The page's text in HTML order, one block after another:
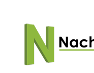
Lokale
News
Baunach,